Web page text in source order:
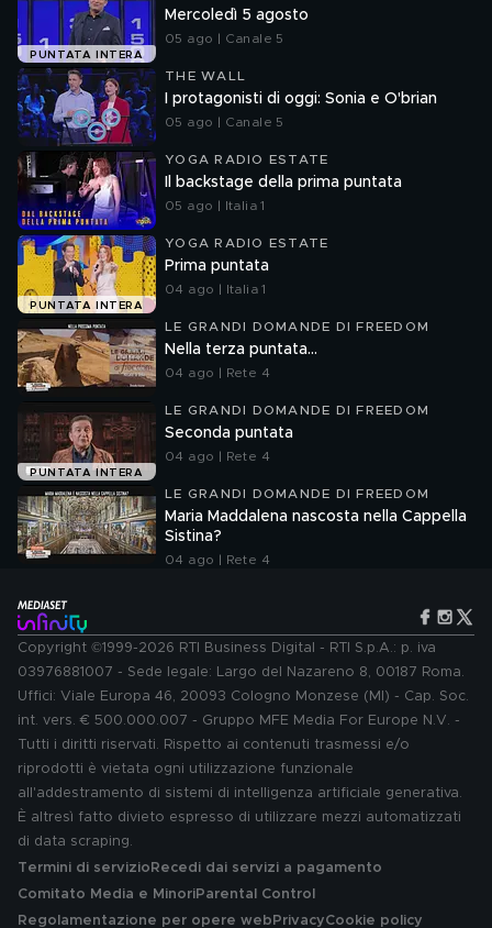
PUNTATA INTERA
Mercoledì 5 agosto
05 ago | Canale 5
THE WALL
I protagonisti di oggi: Sonia e O'brian
05 ago | Canale 5
YOGA RADIO ESTATE
Il backstage della prima puntata
05 ago | Italia 1
PUNTATA INTERA
YOGA RADIO ESTATE
Prima puntata
04 ago | Italia 1
LE GRANDI DOMANDE DI FREEDOM
Nella terza puntata...
04 ago | Rete 4
PUNTATA INTERA
LE GRANDI DOMANDE DI FREEDOM
Seconda puntata
04 ago | Rete 4
LE GRANDI DOMANDE DI FREEDOM
Maria Maddalena nascosta nella Cappella
Sistina?
04 ago | Rete 4
Copyright ©1999-2026 RTI Business Digital - RTI S.p.A.: p. iva
03976881007 - Sede legale: Largo del Nazareno 8, 00187 Roma.
Uffici: Viale Europa 46, 20093 Cologno Monzese (MI) - Cap. Soc.
int. vers. € 500.000.007 - Gruppo MFE Media For Europe N.V. -
Tutti i diritti riservati. Rispetto ai contenuti trasmessi e/o
riprodotti è vietata ogni utilizzazione funzionale
all'addestramento di sistemi di intelligenza artificiale generativa.
È altresì fatto divieto espresso di utilizzare mezzi automatizzati
di data scraping.
Termini di servizio Recedi dai servizi a pagamento
Comitato Media e MinoriParental Control
Regolamentazione per opere web PrivacyCookie policy